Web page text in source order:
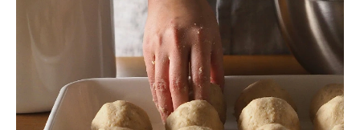
マリメッコ つきじ常陸屋 柳宗理
閉じる